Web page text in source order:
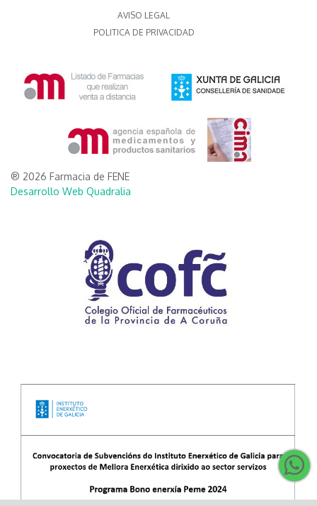
AVISO LEGAL
POLITICA DE PRIVACIDAD
® 2026 Farmacia de FENE
Desarrollo Web Quadralia